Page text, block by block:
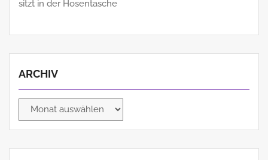
sitzt in der Hosentasche
ARCHIV
Archiv